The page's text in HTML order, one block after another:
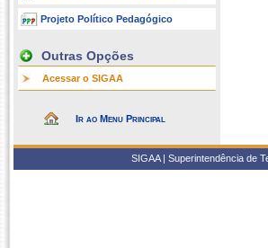
Projeto Político Pedagógico
Outras Opções
Acessar o SIGAA
Ir ao Menu Principal
SIGAA | Superintendência de